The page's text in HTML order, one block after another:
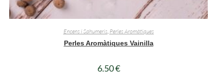
Encens i Sahumeris, Perles Aromàtiques
Perles Aromàtiques Vainilla
6.50€